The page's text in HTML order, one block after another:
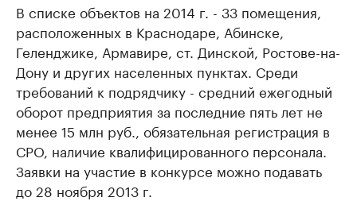
В списке объектов на 2014 г. - 33 помещения,
расположенных в Краснодаре, Абинске,
Геленджике, Армавире, ст. Динской, Ростове-на-
Дону и других населенных пунктах. Среди
требований к подрядчику - средний ежегодный
оборот предприятия за последние пять лет не
менее 15 млн руб., обязательная регистрация в
СРО, наличие квалифицированного персонала.
Заявки на участие в конкурсе можно подавать
до 28 ноября 2013 г.